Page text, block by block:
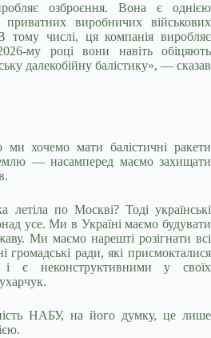
озброєння. Вона є однією
приватних виробничих військових
числі, ця компанія виробляє
му році вони навіть обіцяють
далекобійну балістику», — сказав
хочемо мати балістичні ракети
— насамперед маємо захищати
летіла по Москві? Тоді українські
усе. Ми в Україні маємо будувати
Ми маємо нарешті розігнати всі
громадські ради, які присмокталися
є неконструктивними у своїх
НАБУ, на його думку, це лише